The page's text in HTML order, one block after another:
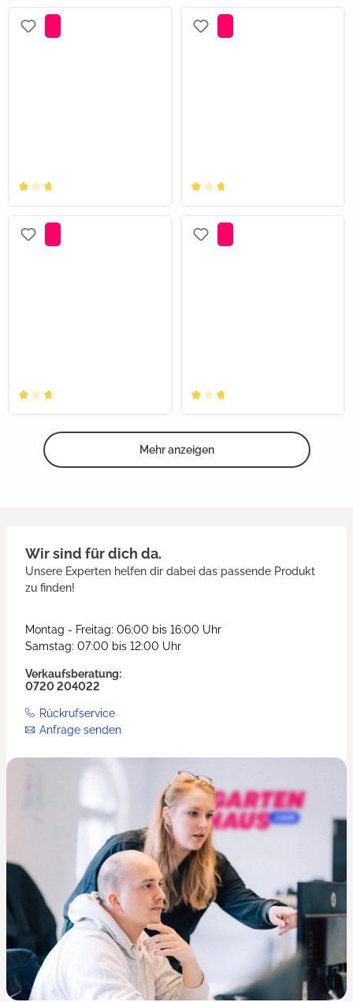
Mehr anzeigen
Wir sind für dich da.
Unsere Experten helfen dir dabei das passende Produkt
zu finden!
Montag - Freitag: 06:00 bis 16:00 Uhr
Samstag: 07:00 bis 12:00 Uhr
Verkaufsberatung:
0720 204022
Rückrufservice
Anfrage senden